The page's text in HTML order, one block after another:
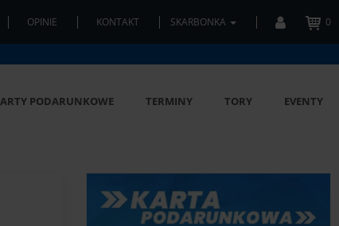
OPINIE KONTAKT SKARBONKA 0
PODARUNKOWE TERMINY TORY EVENTY